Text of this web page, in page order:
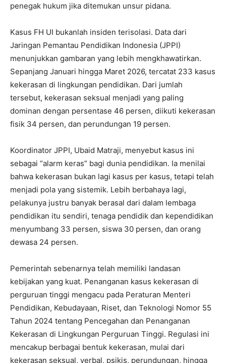
penegak hukum jika ditemukan unsur pidana.
Kasus FH UI bukanlah insiden terisolasi. Data dari
Jaringan Pemantau Pendidikan Indonesia (JPPI)
menunjukkan gambaran yang lebih mengkhawatirkan.
Sepanjang Januari hingga Maret 2026, tercatat 233 kasus
kekerasan di lingkungan pendidikan. Dari jumlah
tersebut, kekerasan seksual menjadi yang paling
dominan dengan persentase 46 persen, diikuti kekerasan
fisik 34 persen, dan perundungan 19 persen.
Koordinator JPPI, Ubaid Matraji, menyebut kasus ini
sebagai “alarm keras” bagi dunia pendidikan. Ia menilai
bahwa kekerasan bukan lagi kasus per kasus, tetapi telah
menjadi pola yang sistemik. Lebih berbahaya lagi,
pelakunya justru banyak berasal dari dalam lembaga
pendidikan itu sendiri, tenaga pendidik dan kependidikan
menyumbang 33 persen, siswa 30 persen, dan orang
dewasa 24 persen.
Pemerintah sebenarnya telah memiliki landasan
kebijakan yang kuat. Penanganan kasus kekerasan di
perguruan tinggi mengacu pada Peraturan Menteri
Pendidikan, Kebudayaan, Riset, dan Teknologi Nomor 55
Tahun 2024 tentang Pencegahan dan Penanganan
Kekerasan di Lingkungan Perguruan Tinggi. Regulasi ini
mencakup berbagai bentuk kekerasan, mulai dari
kekerasan seksual, verbal, psikis, perundungan, hingga